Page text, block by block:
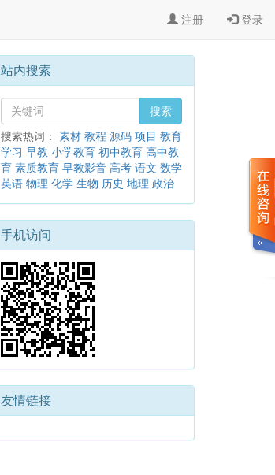
注册 登录
站内搜索
搜索
搜索热词： 素材 教程 源码 项目 教育
学习 早教 小学教育 初中教育 高中教
育 素质教育 早教影音 高考 语文 数学
英语 物理 化学 生物 历史 地理 政治
手机访问
友情链接